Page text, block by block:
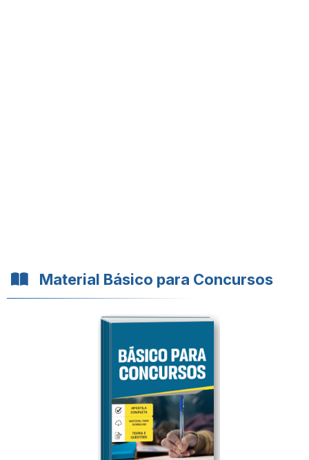
Material Básico para Concursos